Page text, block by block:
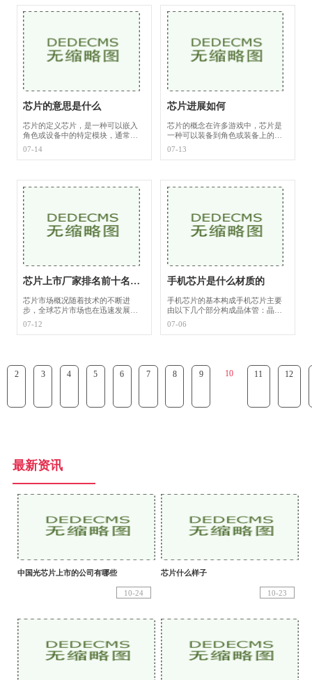
芯片的意思是什么
芯片的定义芯片，是一种可以嵌入
角色或设备中的特定模块，通常用
于增强角色的能力、提高性能或添
加特殊技能。它们可以视为游戏中
07-14
芯片进展如何
芯片的概念在许多游戏中，芯片是
一种可以装备到角色或装备上的道
具，通常用于增强角色的能力或装
备的属性。芯片可能具有多种类
07-13
芯片上市厂家排名前十名有哪些
芯片市场概况随着技术的不断进
步，全球芯片市场也在迅速发展。
根据市场研究机构的数据，预计到
07-12
手机芯片是什么材质的
手机芯片的基本构成手机芯片主要
由以下几个部分构成晶体管：晶体
管是芯片的基本单位，负责信号的
07-06
2 3 4 5 6 7 8 9 10 11 12
最新资讯
中国光芯片上市的公司有哪些
10-24
芯片什么样子
10-23